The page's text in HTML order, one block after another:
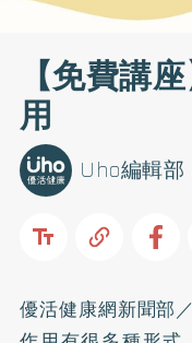
【免費講
用
Uho編輯部
優活健康網新聞部